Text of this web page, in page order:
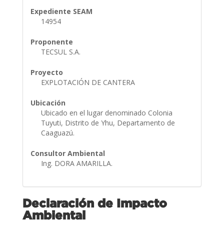
Expediente SEAM
14954
Proponente
TECSUL S.A.
Proyecto
EXPLOTACIÓN DE CANTERA
Ubicación
Ubicado en el lugar denominado Colonia
Tuyuti, Distrito de Yhu, Departamento de
Caaguazú.
Consultor Ambiental
Ing. DORA AMARILLA.
Declaración de Impacto
Ambiental